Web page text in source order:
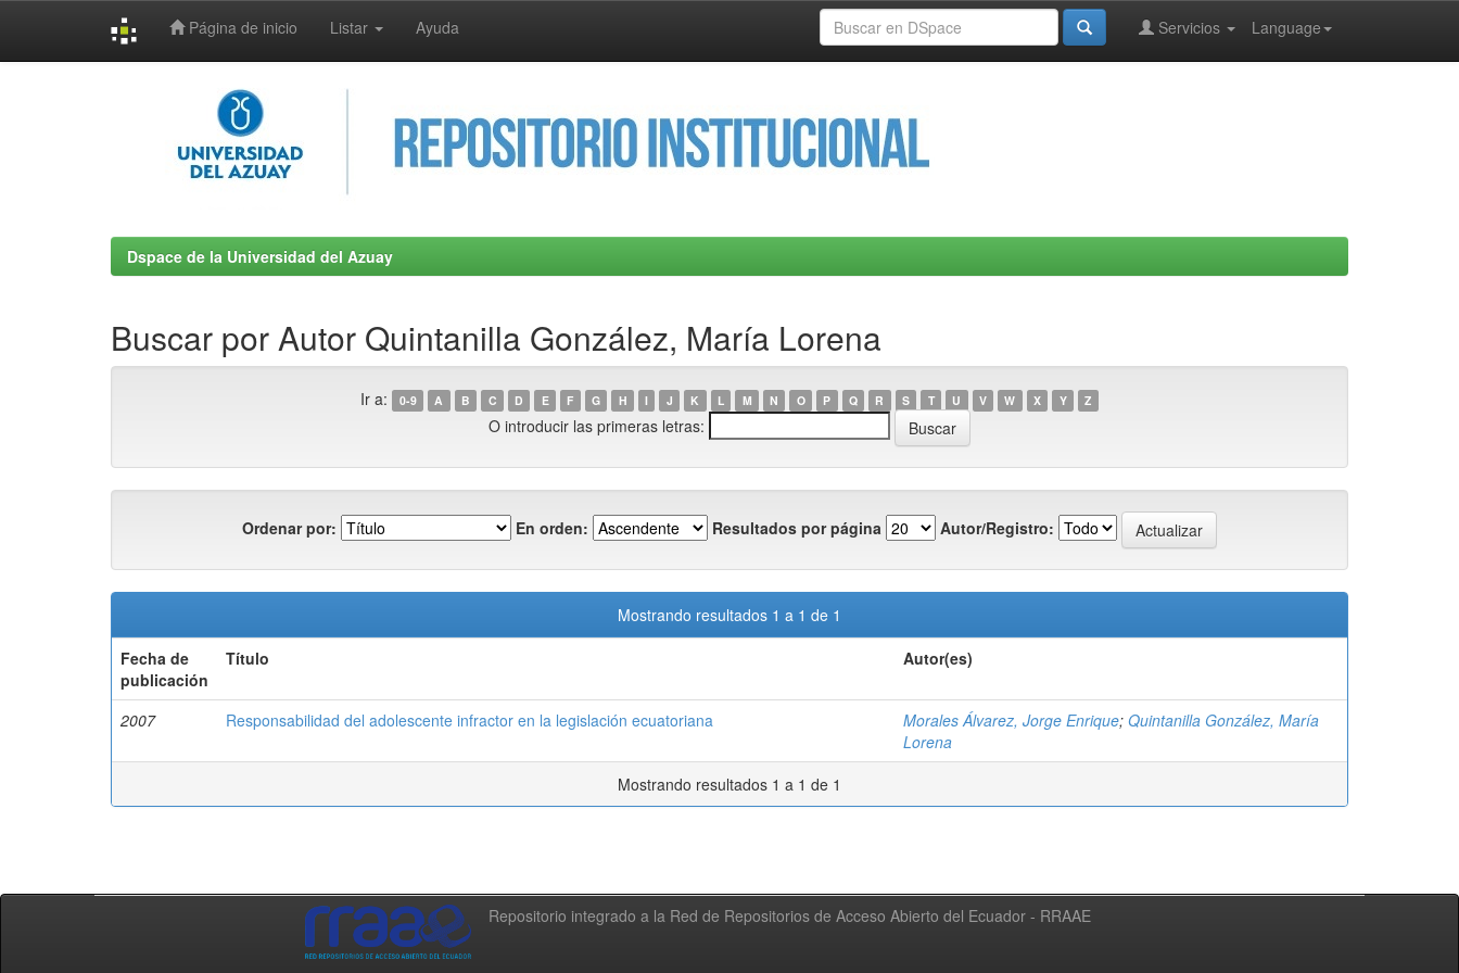
Página de inicio Listar Ayuda Language
Servicios
Dspace de la Universidad del Azuay
Buscar por Autor Quintanilla González, María Lorena
Ir a: 0-9 A B C D E F G H I J K L M N O P Q R S T U V W X Y Z
O introducir las primeras letras:
Ordenar por: En orden: Resultados por página Autor/Registro:
Mostrando resultados 1 a 1 de 1
Fecha de
publicación
Título Autor(es)
2007 Responsabilidad del adolescente infractor en la legislación ecuatoriana Morales Álvarez, Jorge Enrique; Quintanilla González, María
Lorena
Mostrando resultados 1 a 1 de 1
Repositorio integrado a la Red de Repositorios de Acceso Abierto del Ecuador - RRAAE